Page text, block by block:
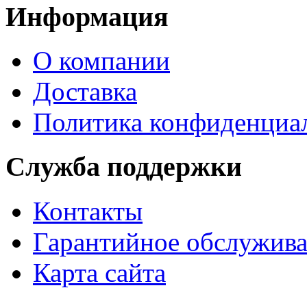
Информация
О компании
Доставка
Политика
Служба поддержки
Контакты
Гарантийное
Карта сайта